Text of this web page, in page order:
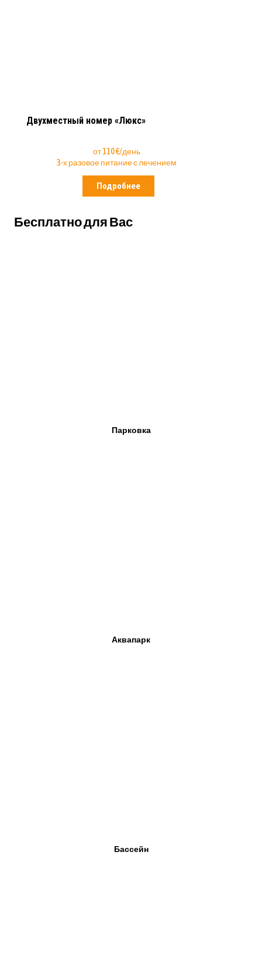
Двухместный номер «Люкс»
от 110 €/день
3-х разовое питание с лечением
Подробнее
Бесплатно для Вас
Парковка
Аквапарк
Бассейн